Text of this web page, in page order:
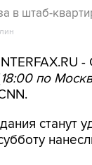
в штаб-
18:00 по
станут